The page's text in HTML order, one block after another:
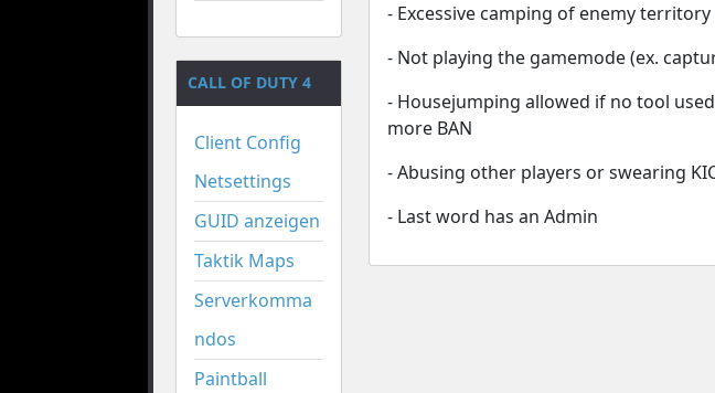
CALL OF DUTY 4
Client Config
Netsettings
GUID anzeigen
Taktik Maps
Serverkomma
ndos
Paintball
- Excessive camping of enemy
- Not playing the gamemode (ex.
- Housejumping allowed if no tool
more BAN
- Abusing other players or swearing
- Last word has an Admin